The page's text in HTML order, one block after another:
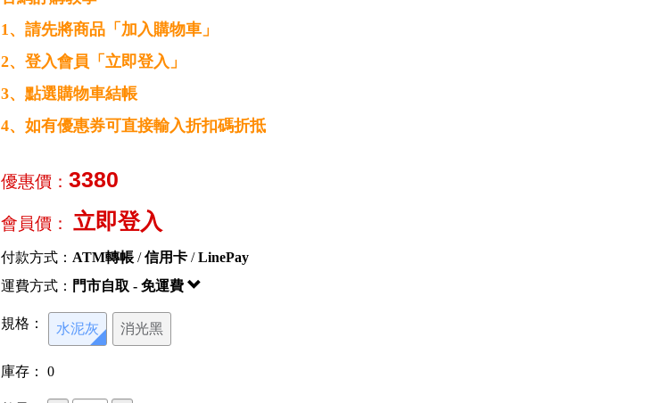
1、請先將商品「加入購物車」
2、登入會員「立即登入」
3、點選購物車結帳
4、如有優惠券可直接輸入折扣碼折抵
優惠價：3380
會員價：立即登入
付款方式： ATM轉帳 /信用卡 /LinePay
運費方式： 門市自取 - 免運費
規格： 水泥灰 消光黑
庫存：0